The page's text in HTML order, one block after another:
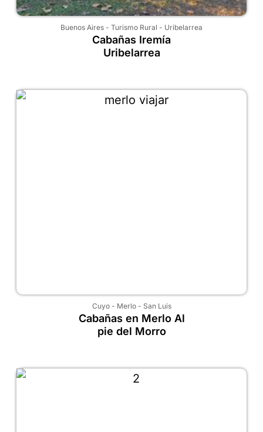
Buenos Aires - Turismo Rural - Uribelarrea
Cabañas Iremía
Uribelarrea
Cuyo- Merlo- San Luis
Cabañas en Merlo Al
pie del Morro